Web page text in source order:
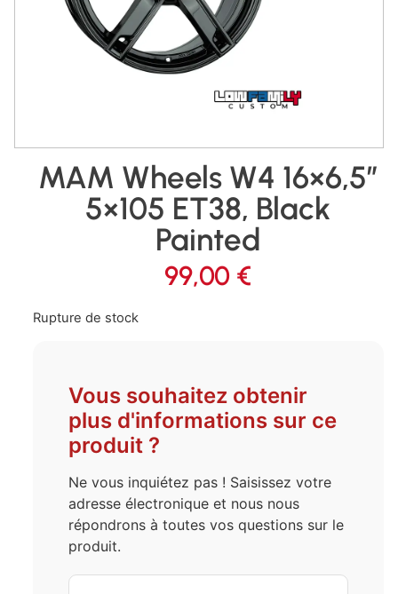
MAM Wheels W4 16×6,5″
5×105 ET38, Black
Painted
99,00 €
Rupture de stock
Vous souhaitez obtenir
plus d'informations sur ce
produit ?
Ne vous inquiétez pas ! Saisissez votre
adresse électronique et nous nous
répondrons à toutes vos questions sur le
produit.